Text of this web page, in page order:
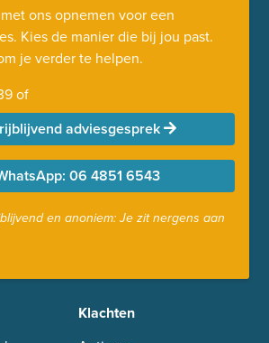
ons opnemen voor een
Kies de manier die bij jou past.
je verder te helpen.
of
adviesgesprek
06 4851 6543
en anoniem: Je zit nergens aan
Klachten